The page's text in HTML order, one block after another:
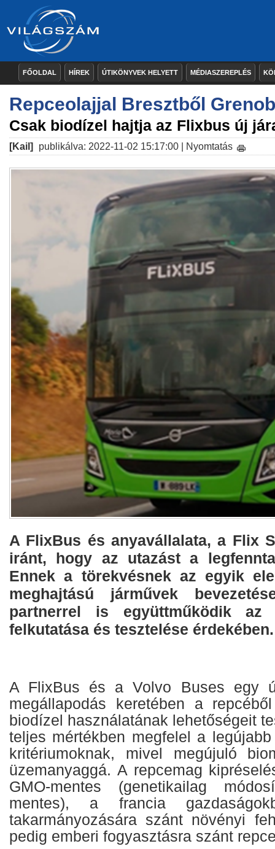
FŐOLDAL HÍREK ÚTIKÖNYVEK HELYETT MÉDIASZEREPLÉS
Repceolajjal Bresztből
Csak biodízel hajtja az Flixbus új
[Kail] publikálva: 2022-11-02 15:17:00 | Nyomtatás
A FlixBus és anyavállalata, a Flix
iránt, hogy az utazást a
Ennek a törekvésnek az egyik
meghajtású járművek
partnerrel is együttműködik az
felkutatása és tesztelése érdekében.
A FlixBus és a Volvo Buses egy
megállapodás keretében a
biodízel használatának lehetőségeit
teljes mértékben megfelel a
kritériumoknak, mivel megújuló
üzemanyaggá. A repcemag
GMO-mentes (genetikailag
mentes), a francia
takarmányozására szánt növényi
pedig emberi fogyasztásra szánt